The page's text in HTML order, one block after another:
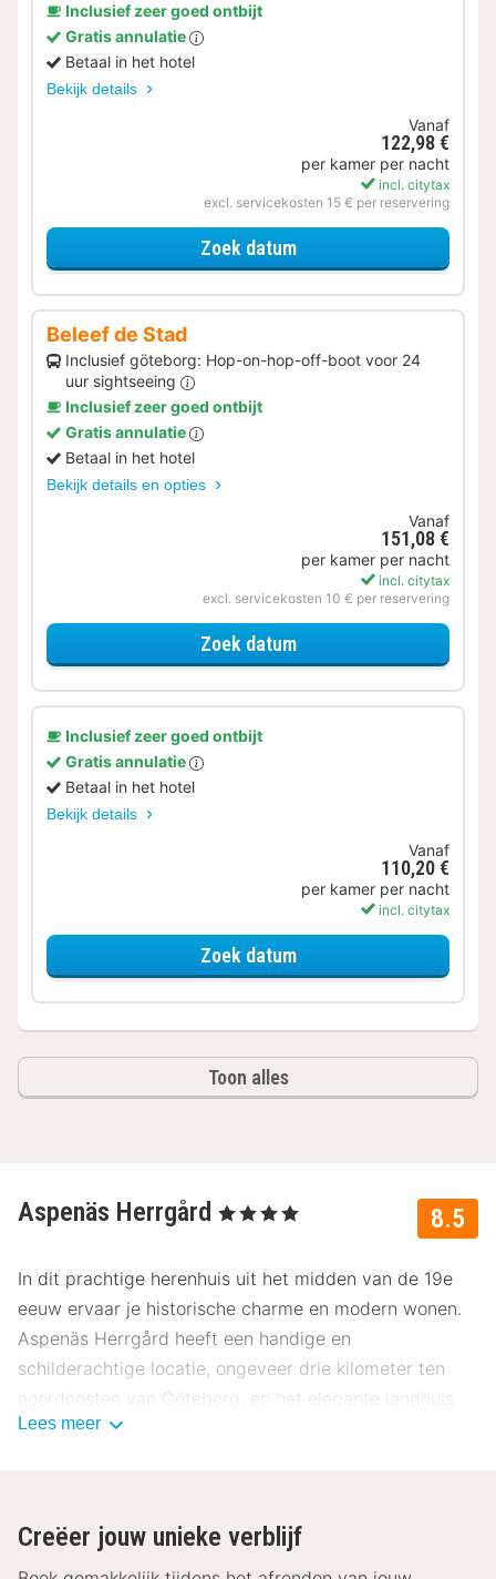
Inclusief zeer goed ontbijt
Gratis annulatie
Betaal in het hotel
Bekijk details
Vanaf
122,98 €
per kamer per nacht
incl. citytax
excl. servicekosten 15 € per reservering
Zoek datumvoor Zomer Special
Beleef de Stad
Inclusief göteborg: Hop-on-hop-off-boot voor 24
uur sightseeing
Inclusief zeer goed ontbijt
Gratis annulatie
Betaal in het hotel
Bekijk details en opties
Vanaf
151,08 €
per kamer per nacht
incl. citytax
excl. servicekosten 10 € per reservering
Zoek datumvoor Beleef de Stad
Inclusief zeer goed ontbijt
Gratis annulatie
Betaal in het hotel
Bekijk details
Vanaf
110,20 €
per kamer per nacht
incl. citytax
Zoek datumvoor Klassieke kamer
Toon alles
8.5
Aspenäs Herrgård , 4 Sterren
In dit prachtige herenhuis uit het midden van de 19e
eeuw ervaar je historische charme en modern wonen.
Aspenäs Herrgård heeft een handige en
schilderachtige locatie, ongeveer drie kilometer ten
noordoosten van Göteborg, en het elegante landhuis
kijkt uit over het meer van Aspen. Het landhuis
Het hoofdgebouw van het landhuis staat voor de
Lees meer
Creëer jouw unieke verblijf